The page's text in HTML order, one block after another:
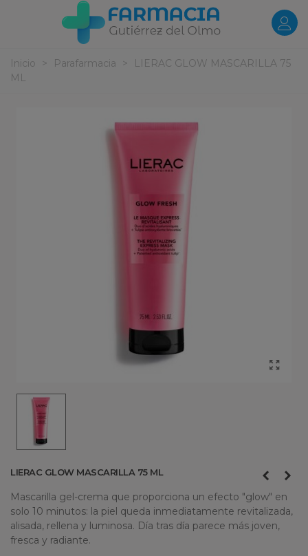
Inicio > Parafarmacia >
LIERAC GLOW MASCARILLA 75
ML
LIERAC GLOW MASCARILLA 75 ML
Mascarilla gel-crema que proporciona un efecto "glow" en
solo 10 minutos: la piel queda inmediatamente revitalizada,
alisada, rellena y luminosa. Día tras día parece más joven,
fresca y radiante.